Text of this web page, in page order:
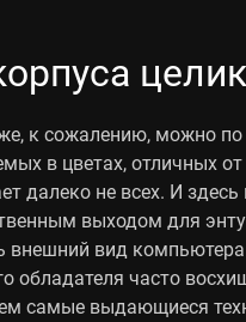
к сожалению, можно
в цветах, отличных
далеко не всех. И
выходом для
вид
обладателя часто
самые выдающиеся